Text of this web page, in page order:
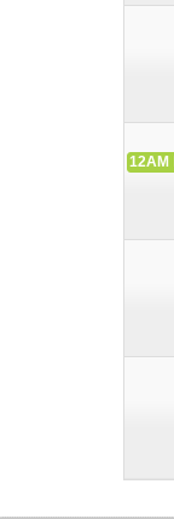
12AM